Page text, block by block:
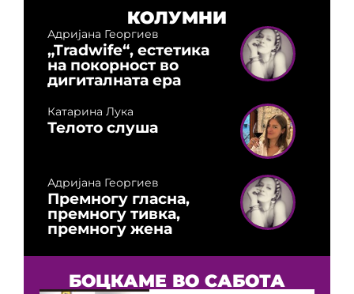
КОЛУМНИ
Адријана Георгиев
„Tradwife“, естетика
на покорност во
дигиталната ера
Катарина Лука
Телото слуша
Адријана Георгиев
Премногу гласна,
премногу тивка,
премногу жена
БОЦКАМЕ ВО САБОТА